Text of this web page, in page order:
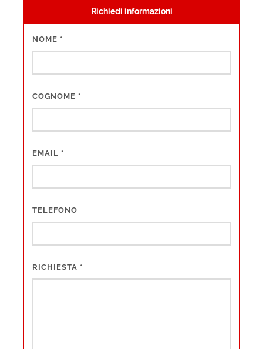
Richiedi informazioni
NOME *
COGNOME *
EMAIL *
TELEFONO
RICHIESTA *